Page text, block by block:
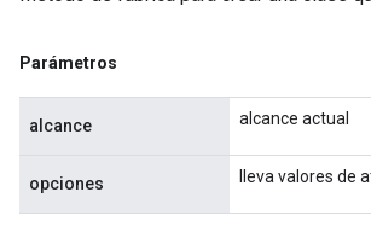
Parámetros
alcance alcance actual
opciones lleva valores de